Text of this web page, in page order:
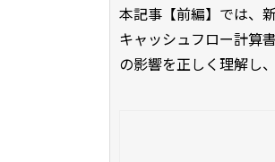
本記事【前編】では、
キャッシュフロー計算
の影響を正しく理解し